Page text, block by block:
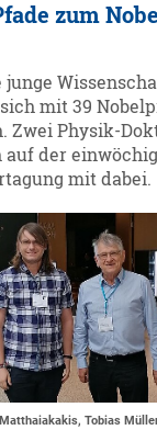
zum
junge
mit 39
Zwei Physik-
auf der
mit dabei.
Tobias